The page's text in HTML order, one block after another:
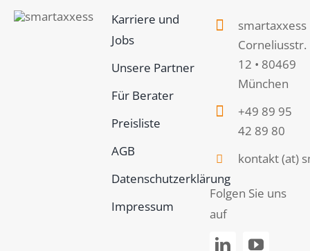
Karriere und
Jobs
Unsere Partner
Für Berater
Preisliste
AGB
Datenschutzerklärung
Impressum
smartaxxess
Corneliusstr.
12 • 80469
München
+49 89 95
42 89 80
kontakt (at)
Folgen Sie uns
auf